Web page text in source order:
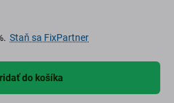
Staň sa FixPartner
do košíka